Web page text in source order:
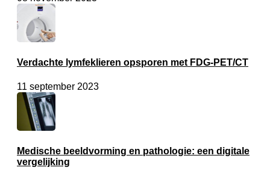
Verdachte lymfeklieren opsporen met FDG-PET/CT
11 september 2023
Medische beeldvorming en pathologie: een digitale
vergelijking